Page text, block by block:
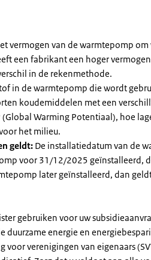
vermogen van de warmtepomp om
een fabrikant een hoger
in de rekenmethode.
in de warmtepomp die wordt
koudemiddelen met een
Warming Potentiaal), hoe
het milieu.
geldt: De installatiedatum van de
voor 31/12/2025 geïnstalleerd,
later geïnstalleerd, dan
gebruiken voor uw
duurzame energie en
voor verenigingen van eigenaars